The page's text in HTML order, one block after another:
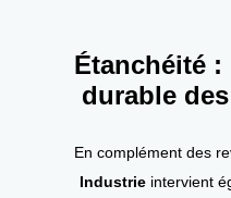
Étanchéité
durable
En complément des
Industrieintervient